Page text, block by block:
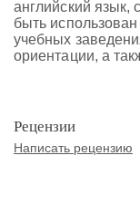
английский
быть
учебных
ориентации, а
Рецензии
Написать рецензию